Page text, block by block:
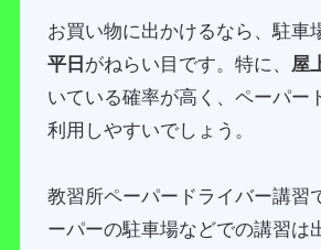
お買い物に出かけるなら、駐車
平日 がねらい目です。特に、 屋
いている確率が高く、ペーパー
利用しやすいでしょう。
教習所ペーパードライバー講習
ーパーの駐車場などでの講習は